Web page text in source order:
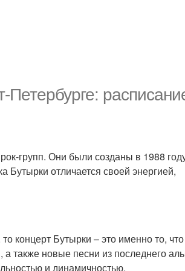
Петербурге:
групп. Они были созданы в 1988
отличается своей энергией,
концерт Бутырки – это именно то,
также новые песни из последнего
и динамичностью.